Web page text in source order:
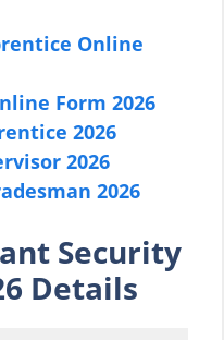
Online
Form 2026
2026
2026
2026
Security
Details